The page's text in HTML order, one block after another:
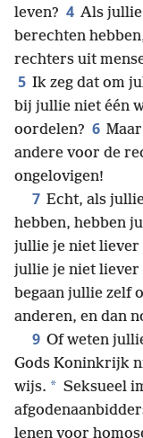
leven? 4 Als jullie
berechten
rechters uit
5 Ik zeg dat om
bij jullie niet één
oordelen? 6
andere voor de
ongelovigen!
7 Echt, als
hebben, hebben
jullie je niet liever
jullie je niet liever
begaan jullie zelf
anderen, en dan
9 Of weten
Gods Koninkrijk
wijs. * Seksueel
lenen voor